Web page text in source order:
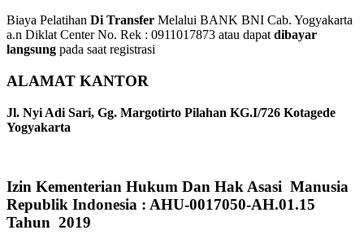
Biaya Pelatihan Di Transfer Melalui BANK BNI Cab. Yogyakarta
a.n Diklat Center No. Rek : 0911017873 atau dapatdibayar
langsung pada saat registrasi
ALAMAT KANTOR
Jl. Nyi Adi Sari, Gg. Margotirto Pilahan KG.I/726 Kotagede
Yogyakarta
Izin Kementerian Hukum Dan Hak Asasi Manusia
Republik Indonesia : AHU-0017050-AH.01.15
Tahun 2019